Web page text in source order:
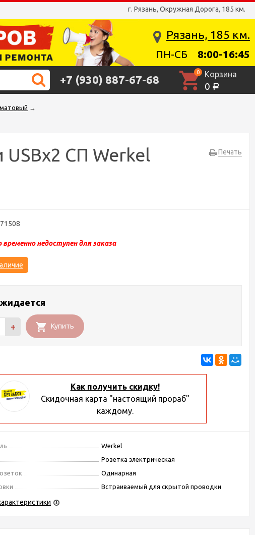
г. Рязань, Окружная Дорога, 185 км.
Рязань, 185 км.
ПН-СБ 8:00-16:45
+7 (930) 887-67-68
0 Корзина
0 Р
→
Печать
СП Werkel
недоступен для заказа
+ Купить
Как получить скидку!
Скидочная карта "настоящий прораб"
каждому.
Werkel
Розетка электрическая
Одинарная
Встраиваемый для скрытой проводки